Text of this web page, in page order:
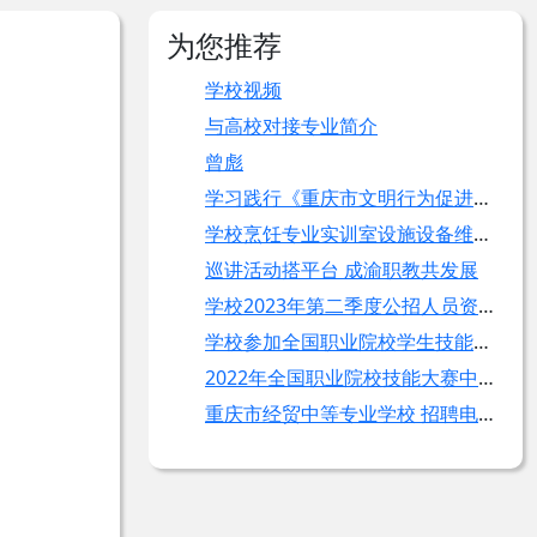
为您推荐
学校视频
与高校对接专业简介
曾彪
学习践行《重庆市文明行为促进条例》
学校烹饪专业实训室设施设备维修（第二次）
巡讲活动搭平台 成渝职教共发展
学校2023年第二季度公招人员资格审查考生须知
学校参加全国职业院校学生技能大赛再增添奖牌
2022年全国职业院校技能大赛中职组手工制茶赛项在永川开赛
重庆市经贸中等专业学校 招聘电工简章